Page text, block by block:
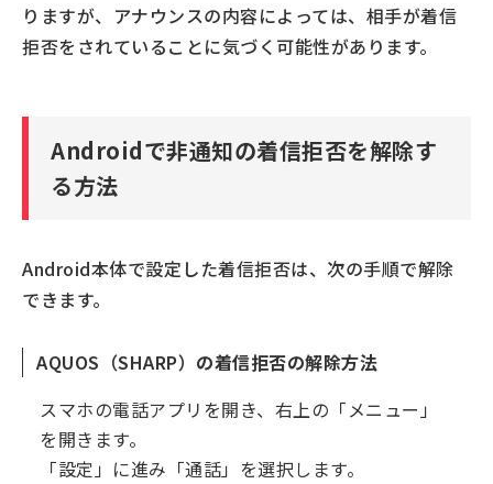
りますが、アナウンスの内容によっては、相手が着信
拒否をされていることに気づく可能性があります。
Androidで非通知の着信拒否を解除す
る方法
Android本体で設定した着信拒否は、次の手順で解除
できます。
AQUOS（SHARP） の着信拒否の解除方法
スマホの電話アプリを開き、右上の「メニュー」
を開きます。
「設定」に進み「通話」を選択します。